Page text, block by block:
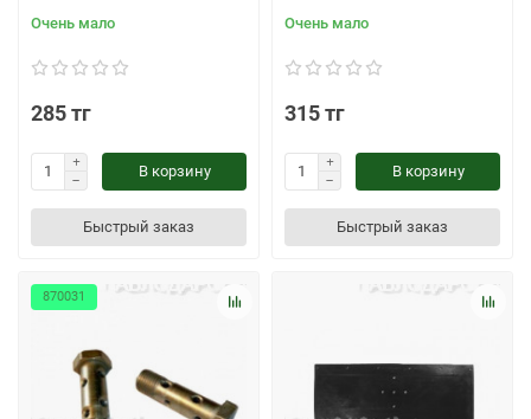
Очень мало
285 тг
В корзину
Быстрый заказ
Очень мало
315 тг
В корзину
Быстрый заказ
870031